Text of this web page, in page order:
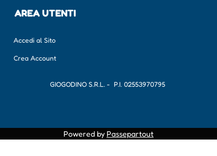
AREA UTENTI
Accedi al Sito
Crea Account
GIOGODINO S.R.L. - P.I. 02553970795
Powered by Passepartout